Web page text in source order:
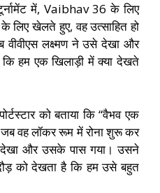
में, Vaibhav 36 के लिए
के लिए खेलते हुए, वह उत्साहित हो
वीवीएस लक्ष्मण ने उसे देखा और
हम एक खिलाड़ी में क्या देखते
को बताया कि “वैभव एक
वह लॉकर रूम में रोना शुरू कर
देखा और उसके पास गया। उसने
को देखता है कि हम उसे बहुत